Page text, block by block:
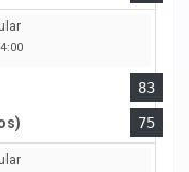
83
75